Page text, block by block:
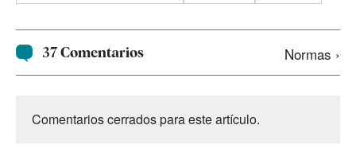
37 Comentarios Normas ›
Comentarios cerrados para este artículo.